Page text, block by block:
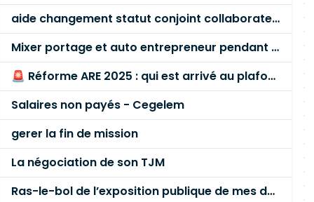
aide changement statut conjoint collaborateur
Mixer portage et auto entrepreneur pendant des années - quel risque ?
🚨 Réforme ARE 2025 : qui est arrivé au plafond des 60 % en gardant son entreprise ?
Salaires non payés - Cegelem
gerer la fin de mission
La négociation de son TJM
Ras-le-bol de l’exposition publique de mes données personnelles liées à mon entreprise